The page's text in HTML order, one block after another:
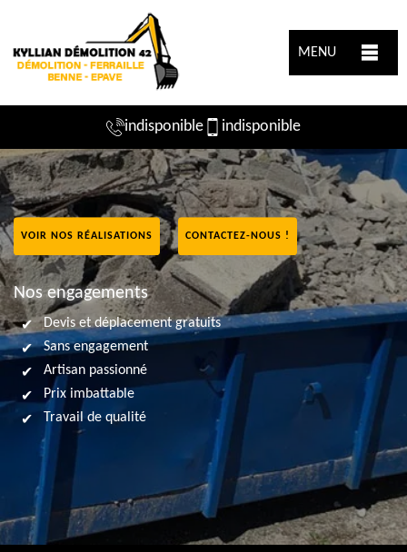
MENU
indisponible indisponible
VOIR NOS RÉALISATIONS CONTACTEZ-NOUS !
Nos engagements
Devis et déplacement gratuits
Sans engagement
Artisan passionné
Prix imbattable
Travail de qualité